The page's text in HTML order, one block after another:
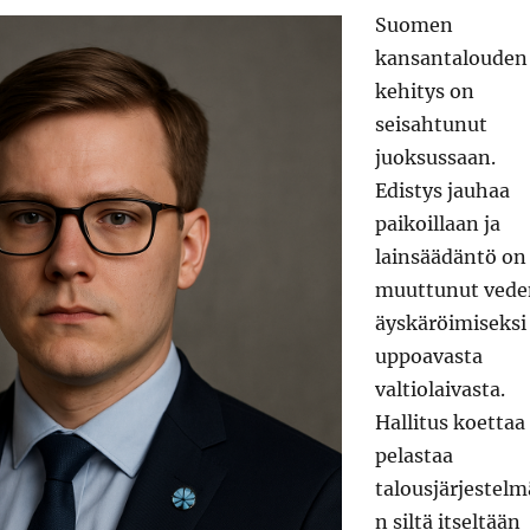
Suomen
kansantalouden
kehitys on
seisahtunut
juoksussaan.
Edistys jauhaa
paikoillaan ja
lainsäädäntö on
muuttunut
äyskäröimiseksi
uppoavasta
valtiolaivasta.
Hallitus koettaa
pelastaa
n siltä itseltään